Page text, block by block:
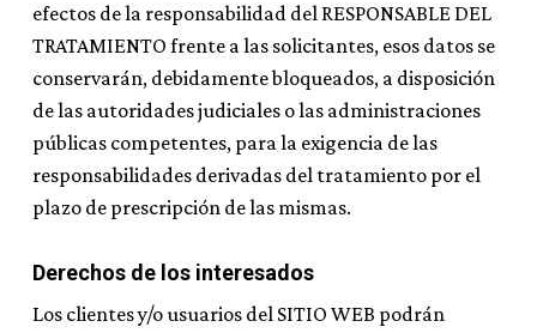
efectos de la responsabilidad del RESPONSABLE DEL
TRATAMIENTO frente a las solicitantes, esos datos se
conservarán, debidamente bloqueados, a disposición
de las autoridades judiciales o las administraciones
públicas competentes, para la exigencia de las
responsabilidades derivadas del tratamiento por el
plazo de prescripción de las mismas.
Derechos de los interesados
Los clientes y/o usuarios del SITIO WEB podrán